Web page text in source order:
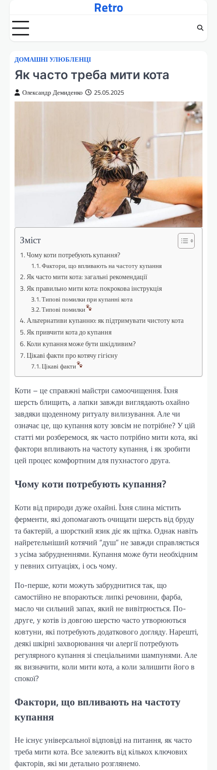
вмісту
Retro
ДОМАШНІ УЛЮБЛЕНЦІ
Як часто треба мити кота
Олександр Демиденко 25.05.2025
Зміст
Чому коти потребують купання?
Фактори, що впливають на частоту купання
Як часто мити кота: загальні рекомендації
Як правильно мити кота: покрокова інструкція
Типові помилки при купанні кота
Типові помилки
Альтернативи купанню: як підтримувати чистоту кота
Як привчити кота до купання
Коли купання може бути шкідливим?
Цікаві факти про котячу гігієну
Цікаві факти
Коти – це справжні майстри самоочищення. Їхня
шерсть блищить, а лапки завжди виглядають охайно
завдяки щоденному ритуалу вилизування. Але чи
означає це, що купання коту зовсім не потрібне? У цій
статті ми розберемося, як часто потрібно мити кота, які
фактори впливають на частоту купання, і як зробити
цей процес комфортним для пухнастого друга.
Чому коти потребують купання?
Коти від природи дуже охайні. Їхня слина містить
ферменти, які допомагають очищати шерсть від бруду
та бактерій, а шорсткий язик діє як щітка. Однак навіть
найретельніший котячий “душ” не завжди справляється
з усіма забрудненнями. Купання може бути необхідним
у певних ситуаціях, і ось чому.
По-перше, коти можуть забруднитися так, що
самостійно не впораються: липкі речовини, фарба,
масло чи сильний запах, який не вивітрюється. По-
друге, у котів із довгою шерстю часто утворюються
ковтуни, які потребують додаткового догляду. Нарешті,
деякі шкірні захворювання чи алергії потребують
регулярного купання зі спеціальними шампунями. Але
як визначити, коли мити кота, а коли залишити його в
спокої?
Фактори, що впливають на частоту
купання
Не існує універсальної відповіді на питання, як часто
треба мити кота. Все залежить від кількох ключових
факторів, які ми детально розглянемо.